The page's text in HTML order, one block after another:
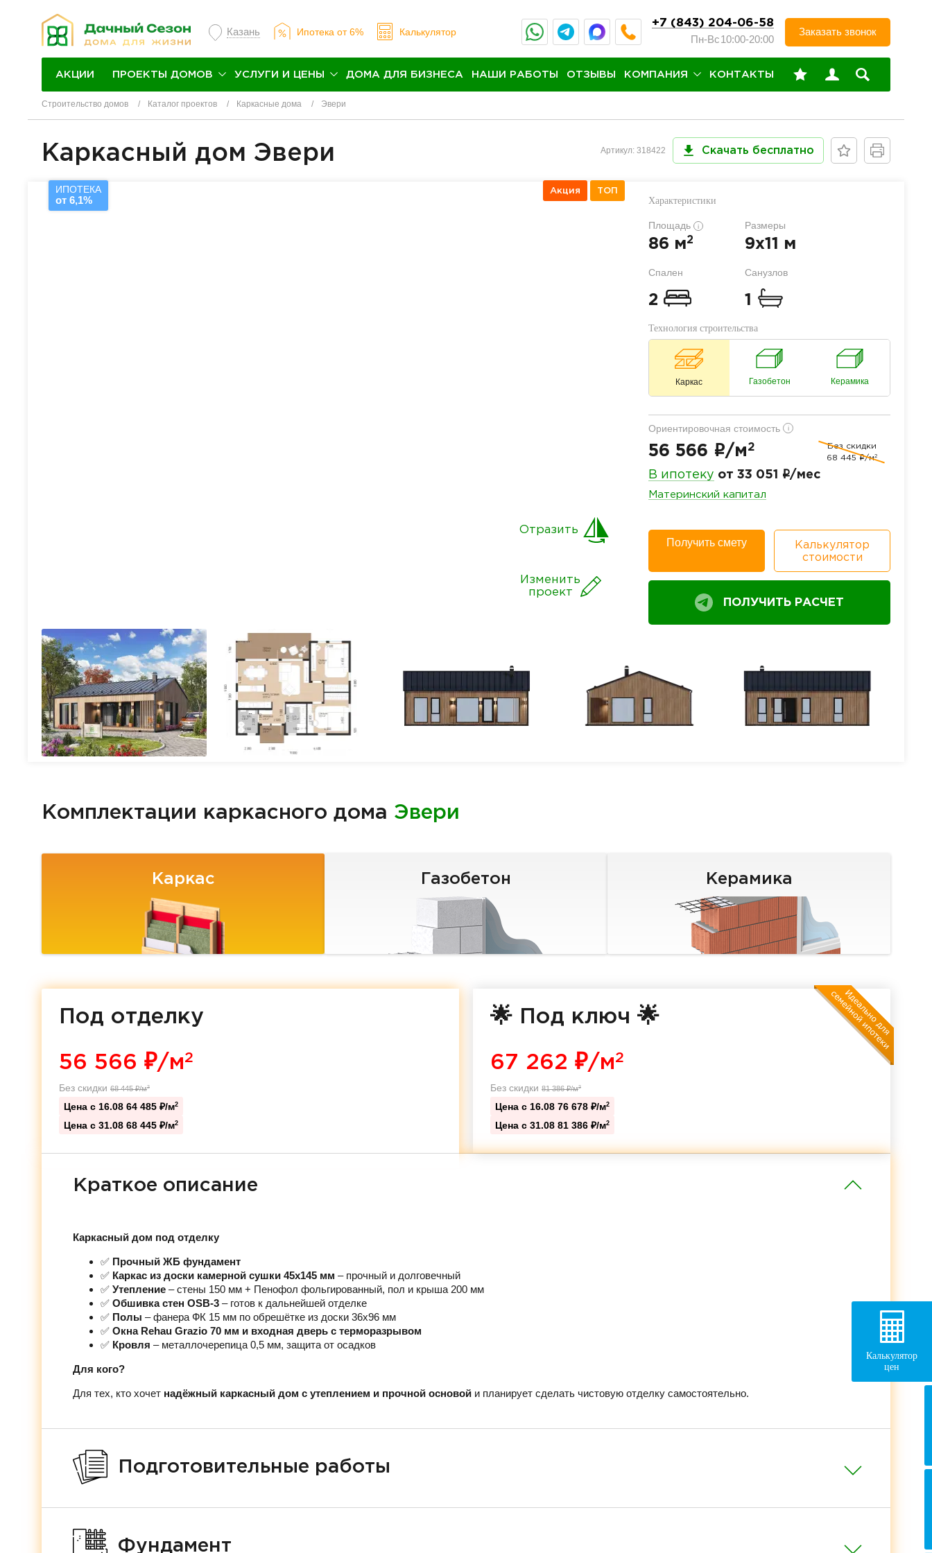
Казань Ипотека от 6% Калькулятор
+7 (843) 204-06-58
Пн-Вс10:00-20:00
Заказать звонок
АКЦИИ ПРОЕКТЫ ДОМОВ УСЛУГИ И ЦЕНЫ ДОМА ДЛЯ БИЗНЕСА НАШИ РАБОТЫ ОТЗЫВЫ КОМПАНИЯ КОНТАКТЫ
Строительство домов Каталог проектов Каркасные дома Эвери
Каркасный дом Эвери Артикул: 318422 Скачать бесплатно
ИПОТЕКА
от 6,1%
Акция ТОП
Изменить
проект
Отразить
Характеристики
Площадь i
86 м2
Размеры
9x11 м
Спален
2
Санузлов
1
Технология строительства
Каркас Газобетон Керамика
Ориентировочная стоимость i
56 566 i/м 2
Без скидки
68 445 i/м2
В ипотеку от 33 051 i/мес
Материнский капитал
Получить смету
Калькулятор
стоимости
ПОЛУЧИТЬ РАСЧЕТ
Комплектации каркасного дома Эвери
Каркас Газобетон Керамика
Под отделку
56 566 ₽/м2
Без скидки 68 445₽/м2
Цена с 16.08 64 485 ₽/м2
Цена с 31.08 68 445 ₽/м2
🌟 Под ключ 🌟
67 262 ₽/м2
Без скидки 81 386₽/м2
Цена с 16.08 76 678 ₽/м2
Цена с 31.08 81 386 ₽/м2
Краткое описание
Каркасный дом под отделку
✅ Прочный ЖБ фундамент
✅ Каркас из доски камерной сушки 45х145 мм – прочный и долговечный
✅ Утепление – стены 150 мм + Пенофол фольгированный, пол и крыша 200 мм
✅ Обшивка стен OSB-3 – готов к дальнейшей отделке
✅ Полы – фанера ФК 15 мм по обрешётке из доски 36х96 мм
✅ Окна Rehau Grazio 70 мм и входная дверь с терморазрывом
✅ Кровля – металлочерепица 0,5 мм, защита от осадков
Для кого?
Для тех, кто хочет надёжный каркасный дом с утеплением и прочной основой и планирует сделать чистовую отделку самостоятельно.
Подготовительные работы
Фундамент
Калькулятор
цен